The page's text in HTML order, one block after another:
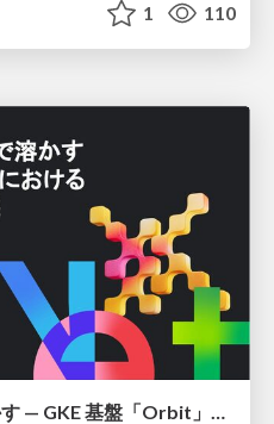
1 110